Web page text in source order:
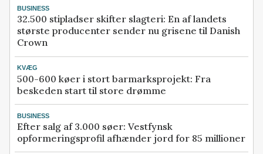
BUSINESS
32.500 stipladser skifter slagteri: En af landets
største producenter sender nu grisene til Danish
Crown
KVÆG
500-600 køer i stort barmarksprojekt: Fra
beskeden start til store drømme
BUSINESS
Efter salg af 3.000 søer: Vestfynsk
opformeringsprofil afhænder jord for 85 millioner